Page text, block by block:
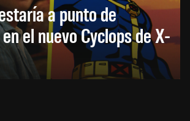
a punto de
el nuevo Cyclops de X-